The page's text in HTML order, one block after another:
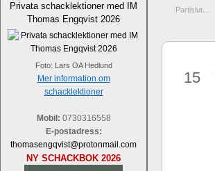
Privata schacklektioner med IM
Thomas Engqvist 2026
Foto: Lars OA Hedlund
Mer information om
schacklektioner
Mobil: 0730316558
E-postadress:
thomasengqvist@protonmail.com
NY SCHACKBOK 2026
Partislut…
15